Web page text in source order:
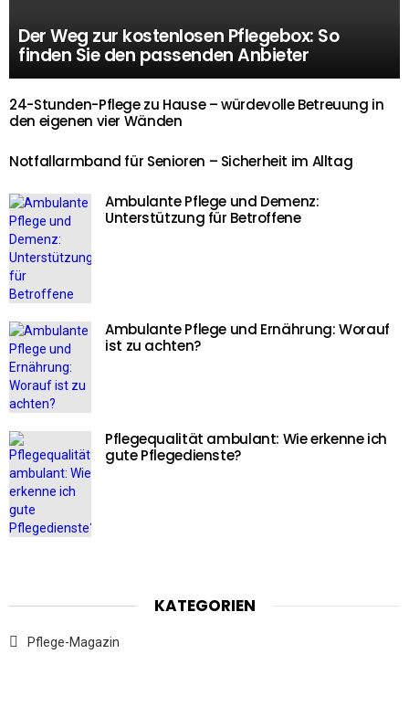
Der Weg zur kostenlosen Pflegebox: So
finden Sie den passenden Anbieter
24-Stunden-Pflege zu Hause – würdevolle Betreuung in
den eigenen vier Wänden
Notfallarmband für Senioren – Sicherheit im Alltag
Ambulante Pflege und Demenz:
Unterstützung für Betroffene
Ambulante Pflege und Ernährung: Worauf
ist zu achten?
Pflegequalität ambulant: Wie erkenne ich
gute Pflegedienste?
KATEGORIEN
Pflege-Magazin